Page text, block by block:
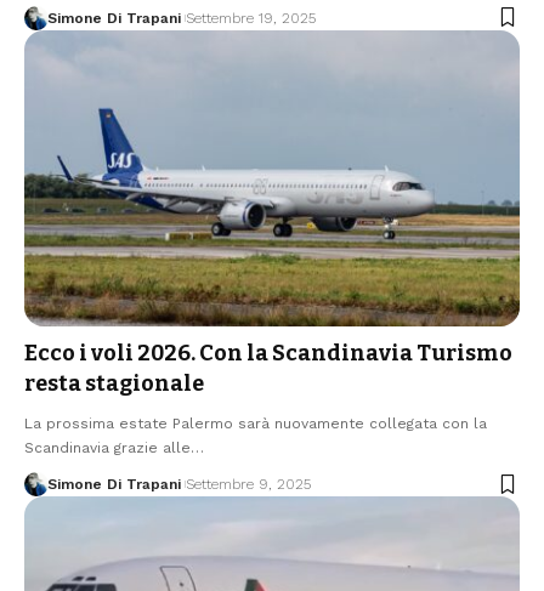
Simone Di Trapani Settembre 19, 2025
Ecco i voli 2026. Con la Scandinavia Turismo
resta stagionale
La prossima estate Palermo sarà nuovamente collegata con la
Scandinavia grazie alle…
Simone Di Trapani Settembre 9, 2025